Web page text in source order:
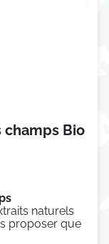
champs Bio
naturels
proposer que